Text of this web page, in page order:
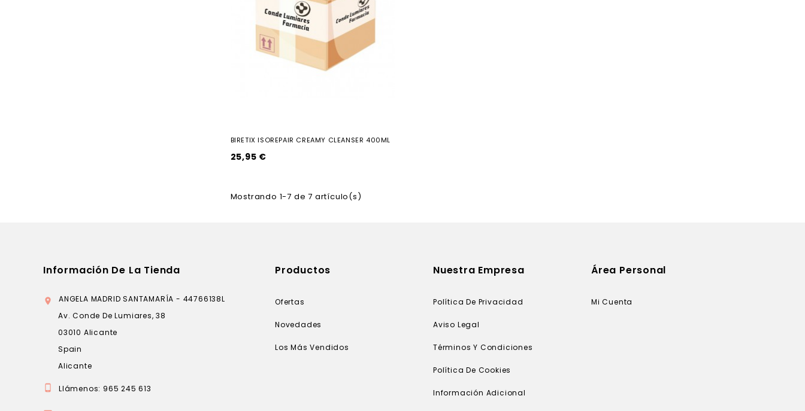
BIRETIX ISOREPAIR CREAMY CLEANSER 400ML
25,95 €
Mostrando 1-7 de 7 artículo(s)
Información De La Tienda

ANGELA MADRID SANTAMARÍA - 44766138L
Av. Conde De Lumiares, 38
03010 Alicante
Spain
Alicante
 Llámenos: 965 245 613
Productos
Ofertas
Novedades
Los Más Vendidos
Nuestra Empresa
Política De Privacidad
Aviso Legal
Términos Y Condiciones
Política De Cookies
Información Adicional
Área Personal
Mi Cuenta